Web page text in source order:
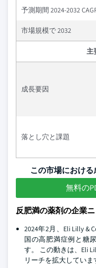
予測期間 2024-2032
市場規模で 2032
主
成長要因
落とし穴と課題
この市場におけ
無料の
反肥満の薬剤の企業
2024年2月、Eli Lilly &
国の高肥満症例と糖
す。 この動きは、Eli
リーチを拡大していま